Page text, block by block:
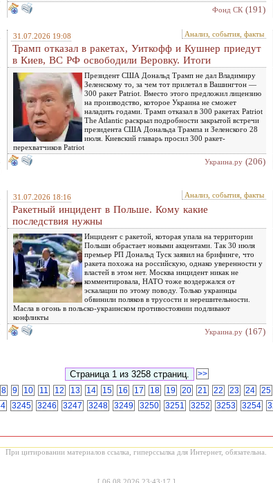
Фонд СК (191)
31.07.2026 19:08 Анализ, события, факты
Трамп отказал в ракетах, Уиткофф и Кушнер приедут
в Киев, ВС РФ освободили Веровку. Итоги
Президент США Дональд Трамп не дал Владимиру
Зеленскому то, за чем тот прилетал в Вашингтон —
300 ракет Patriot. Вместо этого предложил лицензию
на производство, которое Украина не сможет
наладить годами. Трамп отказал в 300 ракетах Patriot
The Atlantic раскрыл подробности закрытой встречи
президента США Дональда Трампа и Зеленского 28
июля. Киевский главарь просил 300 ракет-
перехватчиков Patriot
Украина.ру (206)
31.07.2026 18:16 Анализ, события, факты
Ракетный инцидент в Польше. Кому какие
последствия нужны
Инцидент с ракетой, которая упала на территории
Польши обрастает новыми акцентами. Так 30 июля
премьер РП Дональд Туск заявил на брифинге, что
ракета похожа на российскую, однако уверенности у
властей в этом нет. Москва инцидент никак не
комментировала, НАТО тоже воздержался от
эскалации по этому поводу. Только украинцы
обвинили поляков в трусости и нерешительности.
Масла в огонь в польско-украинском противостоянии подливают
конфликты
Украина.ру (167)
>>
8 9 10 11 12 13 14 15 16 17 18 19 20 21 22 23 24 25
3245 3246 3247 3248 3249 3250 3251 3252 3253 3254
При цитировании материалов ссылка, гиперссылка для Интернет, обязательна.